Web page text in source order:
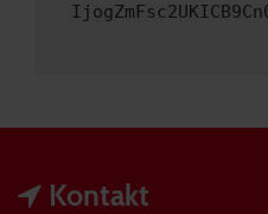
Kontakt